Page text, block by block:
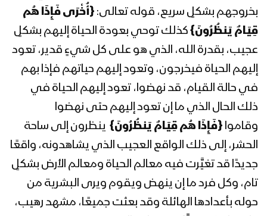
المحاضرة الرمضانية الرابعة والعشرون
للسيد عبدالملك بدرالدين الحوثي 24
رمضان 1443هـ
المحاضرة الرمضانية الثالثة والعشرون للسيد
1443هـ
المحاضرة الرمضانية الثانية والعشرون للسيد
عبدالملك بدر الدين الحوثي 22 رمضان
1443هـ
المحاضرة الرمضانية الحادية والعشرون
بخروجهم بشكلٍ سريع، قوله تعالى: {أُخْرَى فَإِذَا هُم
قِيَامٌ يَنظُرُونَ} كذلك توحي بعودة الحياة إليهم بشكلٍ
عجيب، بقدرة الله، الذي هو على كل شيءٍ قدير، تعود
إليهم الحياة فيخرجون، وتعود إليهم حياتهم فإذا بهم
في حالة القيام، قد نهضوا، تعود إليهم الحياة في
ذلك الحال الذي ما إن تعود إليهم حتى نهضوا
وقاموا {فَإِذَا هُم قِيَامٌ يَنظُرُونَ} ينظرون إلى ساحة
الحشر، إلى ذلك الواقع العجيب الذي يشاهدونه، واقعًا
جديدًا قد تغيَّرت فيه معالم الحياة ومعالم الأرض بشكلٍ
تام، وكل فرد ما إن ينهض ويقوم ويرى البشرية من
حوله بأعدادها الهائلة وقد بعثت جميعًا، مشهد رهيب،